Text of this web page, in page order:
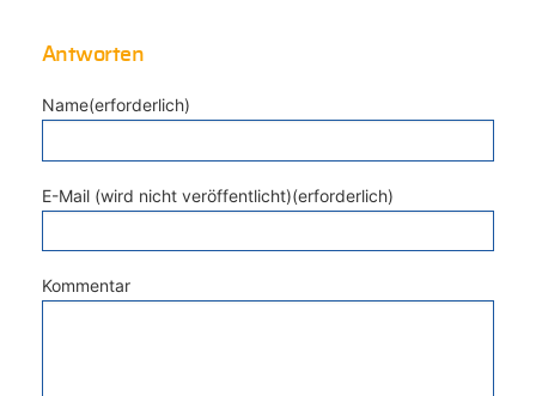
Antworten
Name(erforderlich)
E-Mail (wird nicht veröffentlicht)(erforderlich)
Kommentar